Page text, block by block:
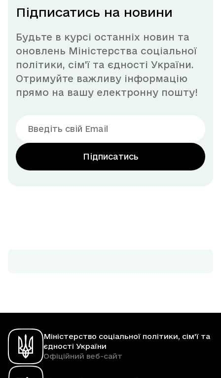
Підписатись на новини
Будьте в курсі останніх новин та
оновлень Міністерства соціальної
політики, сім'ї та єдності України.
Отримуйте важливу інформацію
прямо на вашу електронну пошту!
Підписатись
Міністерство соціальної політики, сім'ї та
єдності України
Офіційний веб-сайт